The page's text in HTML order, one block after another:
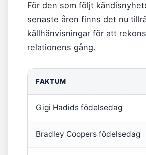
För den som följt
senaste åren finns det nu
källhänvisningar för att
relationens gång.
FAKTUM
Gigi Hadids födelsedag
Bradley Coopers födelsedag